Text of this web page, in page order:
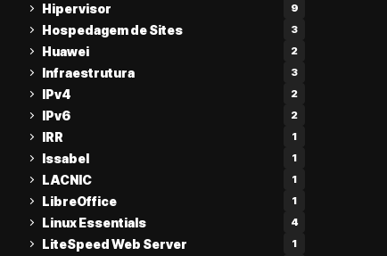
Hipervisor 9
Hospedagem de Sites 3
Huawei 2
Infraestrutura 3
IPv4 2
IPv6 2
IRR 1
Issabel 1
LACNIC 1
LibreOffice 1
Linux Essentials 4
LiteSpeed Web Server 1